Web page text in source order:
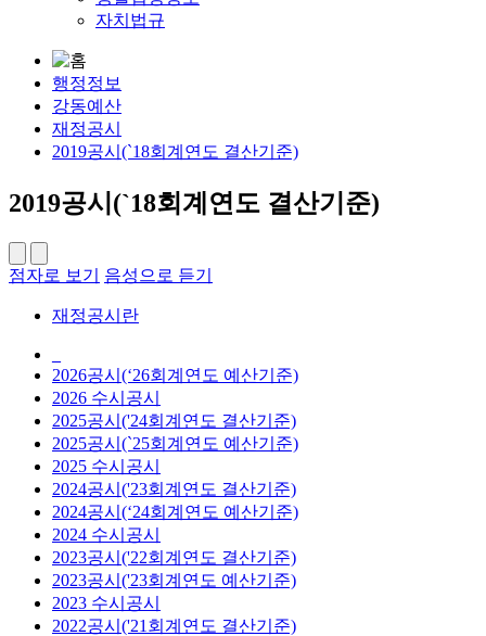
자치법규
행정정보
강동예산
재정공시
2019공시(`18회계연도 결산기준)
2019공시(`18회계연도 결산기준)
점자로 보기 음성으로 듣기
재정공시란
2026공시(‘26회계연도 예산기준)
2026 수시공시
2025공시('24회계연도 결산기준)
2025공시(`25회계연도 예산기준)
2025 수시공시
2024공시('23회계연도 결산기준)
2024공시(‘24회계연도 예산기준)
2024 수시공시
2023공시('22회계연도 결산기준)
2023공시('23회계연도 예산기준)
2023 수시공시
2022공시('21회계연도 결산기준)